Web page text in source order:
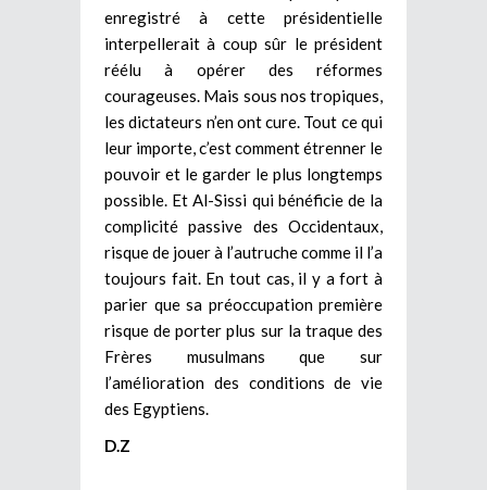
enregistré à cette présidentielle
interpellerait à coup sûr le président
réélu à opérer des réformes
courageuses. Mais sous nos tropiques,
les dictateurs n’en ont cure. Tout ce qui
leur importe, c’est comment étrenner le
pouvoir et le garder le plus longtemps
possible. Et Al-Sissi qui bénéficie de la
complicité passive des Occidentaux,
risque de jouer à l’autruche comme il l’a
toujours fait. En tout cas, il y a fort à
parier que sa préoccupation première
risque de porter plus sur la traque des
Frères musulmans que sur
l’amélioration des conditions de vie
des Egyptiens.
D.Z